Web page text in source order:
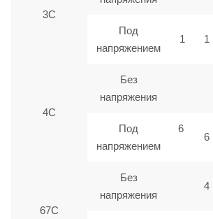
3С
Под
напряжением
1 1
4С
Без
напряжения
Под
напряжением
6
6
67С
Без
напряжения
4